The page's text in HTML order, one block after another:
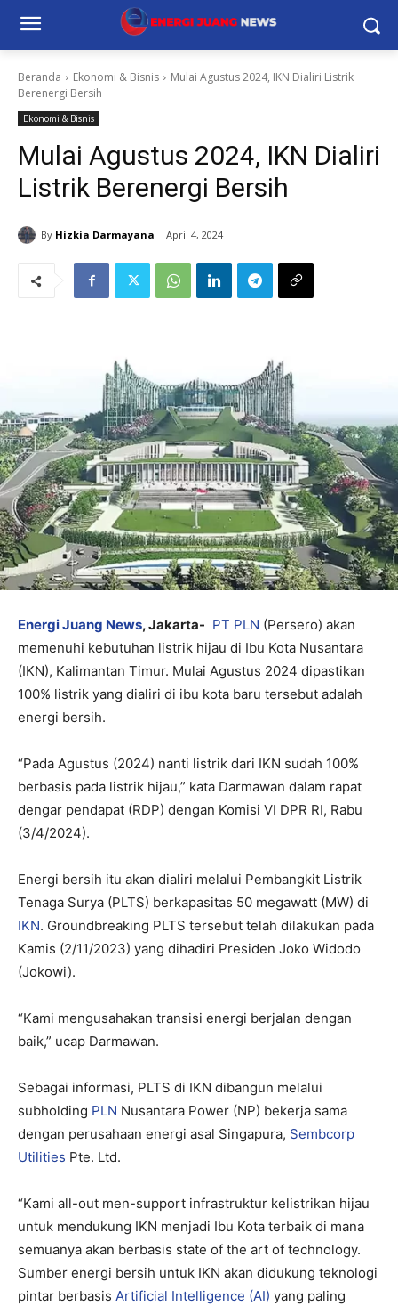
Beranda Ekonomi & Bisnis
Mulai Agustus 2024, IKN Dialiri Listrik
Berenergi Bersih
Ekonomi & Bisnis
Mulai Agustus 2024, IKN Dialiri
Listrik Berenergi Bersih
By Hizkia Darmayana April 4, 2024
Energi Juang News, Jakarta- PT PLN (Persero) akan
memenuhi kebutuhan listrik hijau di Ibu Kota Nusantara
(IKN), Kalimantan Timur. Mulai Agustus 2024 dipastikan
100% listrik yang dialiri di ibu kota baru tersebut adalah
energi bersih.
“Pada Agustus (2024) nanti listrik dari IKN sudah 100%
berbasis pada listrik hijau,” kata Darmawan dalam rapat
dengar pendapat (RDP) dengan Komisi VI DPR RI, Rabu
(3/4/2024).
Energi bersih itu akan dialiri melalui Pembangkit Listrik
Tenaga Surya (PLTS) berkapasitas 50 megawatt (MW) di
IKN. Groundbreaking PLTS tersebut telah dilakukan pada
Kamis (2/11/2023) yang dihadiri Presiden Joko Widodo
(Jokowi).
“Kami mengusahakan transisi energi berjalan dengan
baik,” ucap Darmawan.
Sebagai informasi, PLTS di IKN dibangun melalui
subholding PLN Nusantara Power (NP) bekerja sama
dengan perusahaan energi asal Singapura, Sembcorp
Utilities Pte. Ltd.
“Kami all-out men-support infrastruktur kelistrikan hijau
untuk mendukung IKN menjadi Ibu Kota terbaik di mana
semuanya akan berbasis state of the art of technology.
Sumber energi bersih untuk IKN akan didukung teknologi
pintar berbasis Artificial Intelligence (AI) yang paling